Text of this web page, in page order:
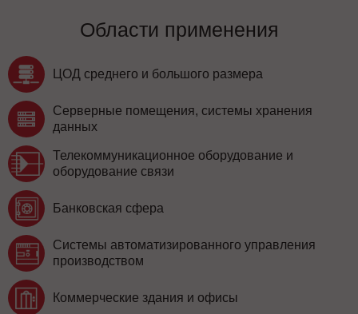
Области применения
ЦОД среднего и большого размера
Серверные помещения, системы хранения
данных
Телекоммуникационное оборудование и
оборудование связи
Банковская сфера
Системы автоматизированного управления
производством
Коммерческие здания и офисы